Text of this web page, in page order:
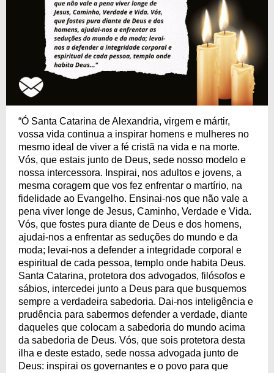
“Ó Santa Catarina de Alexandria, virgem e mártir,
vossa vida continua a inspirar homens e mulheres no
mesmo ideal de viver a fé cristã na vida e na morte.
Vós, que estais junto de Deus, sede nosso modelo e
nossa intercessora. Inspirai, nos adultos e jovens, a
mesma coragem que vos fez enfrentar o martírio, na
fidelidade ao Evangelho. Ensinai-nos que não vale a
pena viver longe de Jesus, Caminho, Verdade e Vida.
Vós, que fostes pura diante de Deus e dos homens,
ajudai-nos a enfrentar as seduções do mundo e da
moda; levai-nos a defender a integridade corporal e
espiritual de cada pessoa, templo onde habita Deus.
Santa Catarina, protetora dos advogados, filósofos e
sábios, intercedei junto a Deus para que busquemos
sempre a verdadeira sabedoria. Dai-nos inteligência e
prudência para sabermos defender a verdade, diante
daqueles que colocam a sabedoria do mundo acima
da sabedoria de Deus. Vós, que sois protetora desta
ilha e deste estado, sede nossa advogada junto de
Deus: inspirai os governantes e o povo para que